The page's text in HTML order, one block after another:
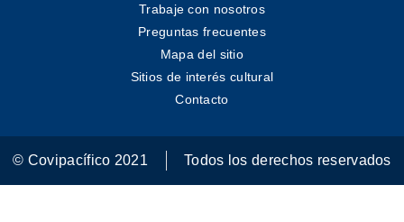
Trabaje con nosotros
Preguntas frecuentes
Mapa del sitio
Sitios de interés cultural
Contacto
© Covipacífico 2021 Todos los derechos reservados